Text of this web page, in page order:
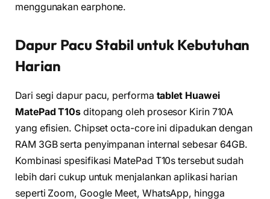
menggunakan earphone.
Dapur Pacu Stabil untuk Kebutuhan
Harian
Dari segi dapur pacu, performa tablet Huawei
MatePad T10s ditopang oleh prosesor Kirin 710A
yang efisien. Chipset octa-core ini dipadukan dengan
RAM 3GB serta penyimpanan internal sebesar 64GB.
Kombinasi spesifikasi MatePad T10s tersebut sudah
lebih dari cukup untuk menjalankan aplikasi harian
seperti Zoom, Google Meet, WhatsApp, hingga